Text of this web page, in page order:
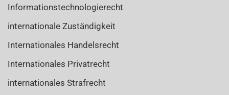
Informationstechnologierecht
internationale Zuständigkeit
Internationales Handelsrecht
Internationales Privatrecht
internationales Strafrecht